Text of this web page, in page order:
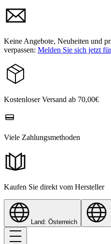
Keine Angebote, Neuheiten und
verpassen: Melden Sie sich jetzt
Kostenloser Versand ab 70,00€
Viele Zahlungsmethoden
Kaufen Sie direkt vom Hersteller
Land: Österreich